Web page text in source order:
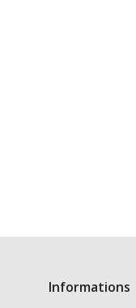
Informations